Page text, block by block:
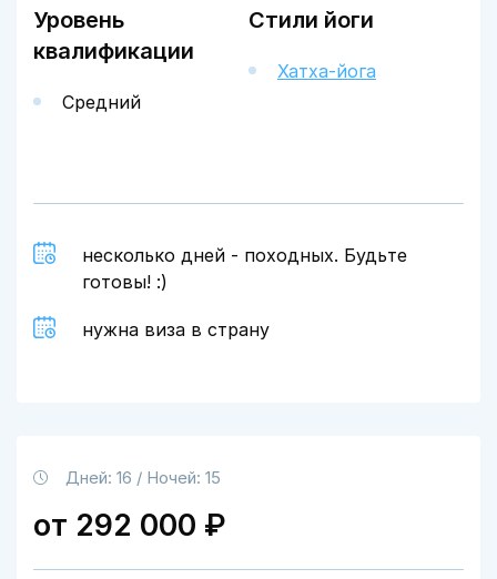
Уровень
квалификации
Средний
Стили йоги
Хатха-йога
несколько дней - походных. Будьте
готовы! :)
нужна виза в страну
Дней: 16 / Ночей: 15
от 292 000 ₽